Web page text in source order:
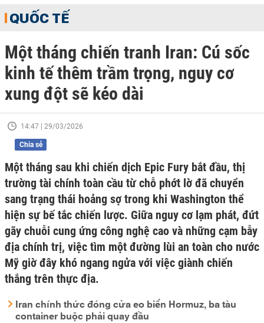
QUỐC TẾ
Một tháng chiến tranh Iran: Cú sốc
kinh tế thêm trầm trọng, nguy cơ
xung đột sẽ kéo dài
14:47 | 29/03/2026
Chia sẻ
Một tháng sau khi chiến dịch Epic Fury bắt đầu, thị
trường tài chính toàn cầu từ chỗ phớt lờ đã chuyển
sang trạng thái hoảng sợ trong khi Washington thể
hiện sự bế tắc chiến lược. Giữa nguy cơ lạm phát, đứt
gãy chuỗi cung ứng công nghệ cao và những cạm bẫy
địa chính trị, việc tìm một đường lùi an toàn cho nước
Mỹ giờ đây khó ngang ngửa với việc giành chiến
thắng trên thực địa.
Iran chính thức đóng cửa eo biển Hormuz, ba tàu
container buộc phải quay đầu